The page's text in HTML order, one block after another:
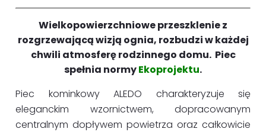
Wielkopowierzchniowe przeszklenie z
rozgrzewającą wizją ognia, rozbudzi w każdej
chwili atmosferę rodzinnego domu. Piec
spełnia normyEkoprojektu.
Piec kominkowy ALEDO charakteryzuje się
eleganckim wzornictwem, dopracowanym
centralnym dopływem powietrza oraz całkowicie